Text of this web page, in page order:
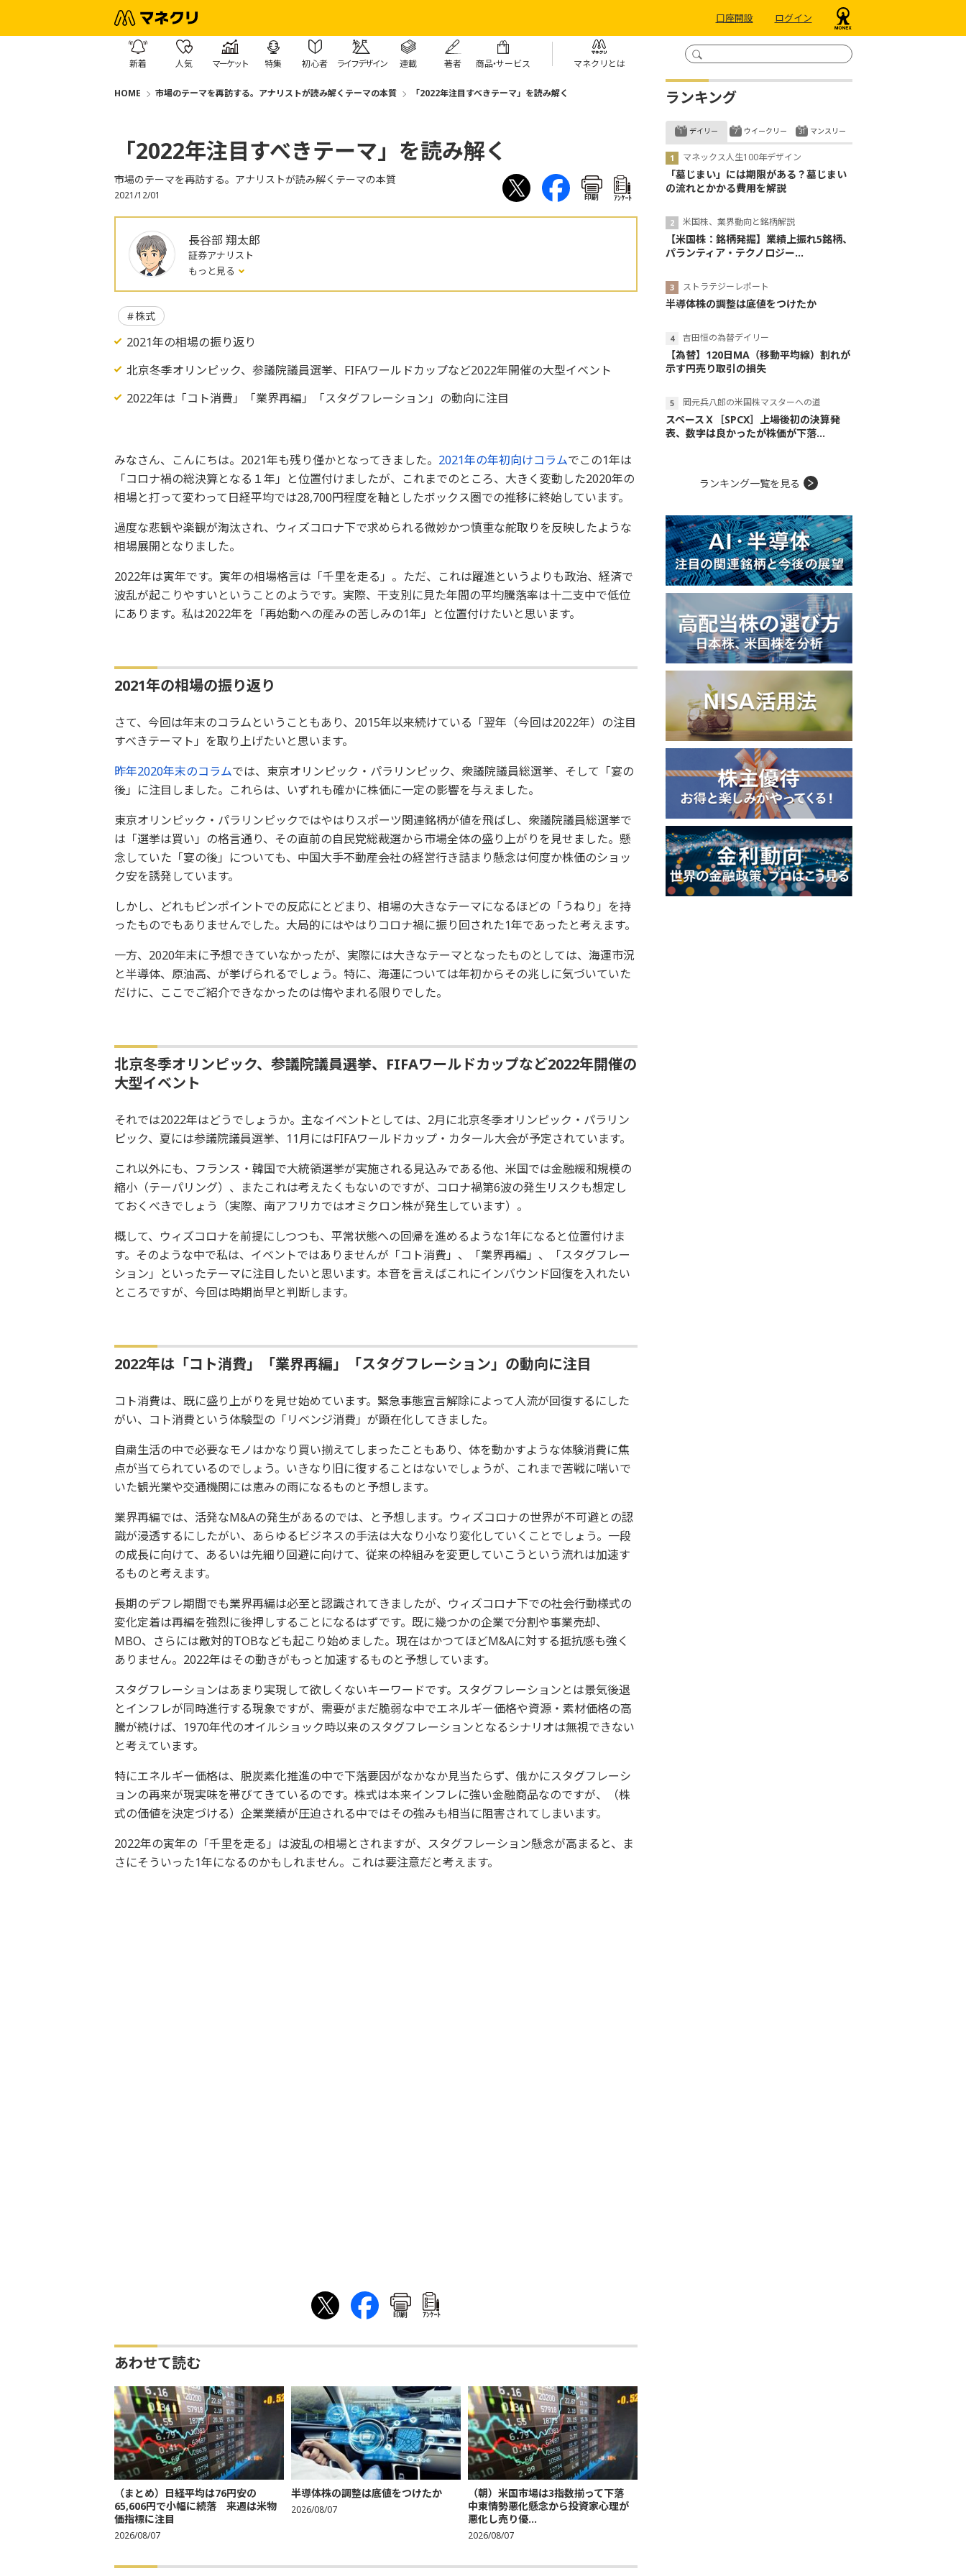
口座開設 ログイン
新着 人気 マーケット 特集 初心者 ライフデザイン 連載 著者 商品・サービス マネクリとは
HOME 市場のテーマを再訪する。アナリストが読み解くテーマの本質 「2022年注目すべきテーマ」を読み解く
「2022年注目すべきテーマ」を読み解く
市場のテーマを再訪する。アナリストが読み解くテーマの本質
2021/12/01 印刷 ｱﾝｹｰﾄ
長谷部 翔太郎
証券アナリスト
もっと見る
株式
2021年の相場の振り返り
北京冬季オリンピック、参議院議員選挙、FIFAワールドカップなど2022年開催の大型イベント
2022年は「コト消費」「業界再編」「スタグフレーション」の動向に注目
みなさん、こんにちは。2021年も残り僅かとなってきました。 2021年の年初向けコラムでこの1年は
「コロナ禍の総決算となる１年」と位置付けましたが、これまでのところ、大きく変動した2020年の
相場と打って変わって日経平均では28,700円程度を軸としたボックス圏での推移に終始しています。
過度な悲観や楽観が淘汰され、ウィズコロナ下で求められる微妙かつ慎重な舵取りを反映したような
相場展開となりました。
2022年は寅年です。寅年の相場格言は「千里を走る」。ただ、これは躍進というよりも政治、経済で
波乱が起こりやすいということのようです。実際、干支別に見た年間の平均騰落率は十二支中で低位
にあります。私は2022年を「再始動への産みの苦しみの1年」と位置付けたいと思います。
2021年の相場の振り返り
さて、今回は年末のコラムということもあり、2015年以来続けている「翌年（今回は2022年）の注目
すべきテーマト」を取り上げたいと思います。
昨年2020年末のコラムでは、東京オリンピック・パラリンピック、衆議院議員総選挙、そして「宴の
後」に注目しました。これらは、いずれも確かに株価に一定の影響を与えました。
東京オリンピック・パラリンピックではやはりスポーツ関連銘柄が値を飛ばし、衆議院議員総選挙で
は「選挙は買い」の格言通り、その直前の自民党総裁選から市場全体の盛り上がりを見せました。懸
念していた「宴の後」についても、中国大手不動産会社の経営行き詰まり懸念は何度か株価のショッ
ク安を誘発しています。
しかし、どれもピンポイントでの反応にとどまり、相場の大きなテーマになるほどの「うねり」を持
ったものでもありませんでした。大局的にはやはりコロナ禍に振り回された1年であったと考えます。
一方、2020年末に予想できていなかったが、実際には大きなテーマとなったものとしては、海運市況
と半導体、原油高、が挙げられるでしょう。特に、海運については年初からその兆しに気づいていた
だけに、ここでご紹介できなかったのは悔やまれる限りでした。
北京冬季オリンピック、参議院議員選挙、FIFAワールドカップなど2022年開催の
大型イベント
それでは2022年はどうでしょうか。主なイベントとしては、2月に北京冬季オリンピック・パラリン
ピック、夏には参議院議員選挙、11月にはFIFAワールドカップ・カタール大会が予定されています。
これ以外にも、フランス・韓国で大統領選挙が実施される見込みである他、米国では金融緩和規模の
縮小（テーパリング）、またこれは考えたくもないのですが、コロナ禍第6波の発生リスクも想定し
ておくべきでしょう（実際、南アフリカではオミクロン株が発生しています）。
概して、ウィズコロナを前提にしつつも、平常状態への回帰を進めるような1年になると位置付けま
す。そのような中で私は、イベントではありませんが「コト消費」、「業界再編」、「スタグフレー
ション」といったテーマに注目したいと思います。本音を言えばこれにインバウンド回復を入れたい
ところですが、今回は時期尚早と判断します。
2022年は「コト消費」「業界再編」「スタグフレーション」の動向に注目
コト消費は、既に盛り上がりを見せ始めています。緊急事態宣言解除によって人流が回復するにした
がい、コト消費という体験型の「リベンジ消費」が顕在化してきました。
自粛生活の中で必要なモノはかなり買い揃えてしまったこともあり、体を動かすような体験消費に焦
点が当てられているのでしょう。いきなり旧に復することはないでしょうが、これまで苦戦に喘いで
いた観光業や交通機関には恵みの雨になるものと予想します。
業界再編では、活発なM&Aの発生があるのでは、と予想します。ウィズコロナの世界が不可避との認
識が浸透するにしたがい、あらゆるビジネスの手法は大なり小なり変化していくことでしょう。一段
の成長に向けて、あるいは先細り回避に向けて、従来の枠組みを変更していこうという流れは加速す
るものと考えます。
長期のデフレ期間でも業界再編は必至と認識されてきましたが、ウィズコロナ下での社会行動様式の
変化定着は再編を強烈に後押しすることになるはずです。既に幾つかの企業で分割や事業売却、
MBO、さらには敵対的TOBなども起こり始めました。現在はかつてほどM&Aに対する抵抗感も強く
ありません。2022年はその動きがもっと加速するものと予想しています。
スタグフレーションはあまり実現して欲しくないキーワードです。スタグフレーションとは景気後退
とインフレが同時進行する現象ですが、需要がまだ脆弱な中でエネルギー価格や資源・素材価格の高
騰が続けば、1970年代のオイルショック時以来のスタグフレーションとなるシナリオは無視できない
と考えています。
特にエネルギー価格は、脱炭素化推進の中で下落要因がなかなか見当たらず、俄かにスタグフレーシ
ョンの再来が現実味を帯びてきているのです。株式は本来インフレに強い金融商品なのですが、（株
式の価値を決定づける）企業業績が圧迫される中ではその強みも相当に阻害されてしまいます。
2022年の寅年の「千里を走る」は波乱の相場とされますが、スタグフレーション懸念が高まると、ま
さにそういった1年になるのかもしれません。これは要注意だと考えます。
印刷 ｱﾝｹｰﾄ
あわせて読む
（まとめ）日経平均は76円安の
65,606円で小幅に続落 来週は米物
価指標に注目
2026/08/07
半導体株の調整は底値をつけたか
2026/08/07
（朝）米国市場は3指数揃って下落
中東情勢悪化懸念から投資家心理が
悪化し売り優...
2026/08/07
ランキング
デイリー
マネックス人生100年デザイン
「墓じまい」には期限がある？墓じまい
の流れとかかる費用を解説
米国株、業界動向と銘柄解説
【米国株：銘柄発掘】業績上振れ5銘柄、
パランティア・テクノロジー...
ストラテジーレポート
半導体株の調整は底値をつけたか
吉田恒の為替デイリー
【為替】120日MA（移動平均線）割れが
示す円売り取引の損失
岡元兵八郎の米国株マスターへの道
スペースＸ［SPCX］上場後初の決算発
表、数字は良かったが株価が下落...
ウイークリー マンスリー
ランキング一覧を見る